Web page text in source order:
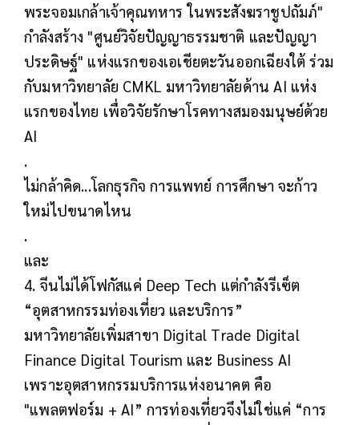
พระจอมเกล้าเจ้าคุณทหาร ในพระสังฆราชูปถัมภ์"
กำลังสร้าง "ศูนย์วิจัยปัญญาธรรมชาติ และปัญญา
ประดิษฐ์" แห่งแรกของเอเชียตะวันออกเฉียงใต้ ร่วม
กับมหาวิทยาลัย CMKL มหาวิทยาลัยด้าน AI แห่ง
แรกของไทย เพื่อวิจัยรักษาโรคทางสมองมนุษย์ด้วย
AI
.
ไม่กล้าคิด...โลกธุรกิจ การแพทย์ การศึกษา จะก้าว
ใหม่ไปขนาดไหน
.
และ
4. จีนไม่ได้โฟกัสแค่ Deep Tech แต่กำลังรีเซ็ต
“อุตสาหกรรมท่องเที่ยว และบริการ”
มหาวิทยาลัยเพิ่มสาขา Digital Trade Digital
Finance Digital Tourism และ Business AI
เพราะอุตสาหกรรมบริการแห่งอนาคต คือ
"แพลตฟอร์ม + AI” การท่องเที่ยวจึงไม่ใช่แค่ “การ